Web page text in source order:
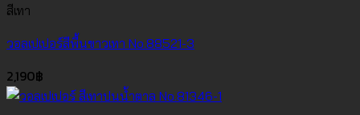
สีเทา
วอลเปเปอร์สีพื้นขาวเทา No.88521-3
2,190฿